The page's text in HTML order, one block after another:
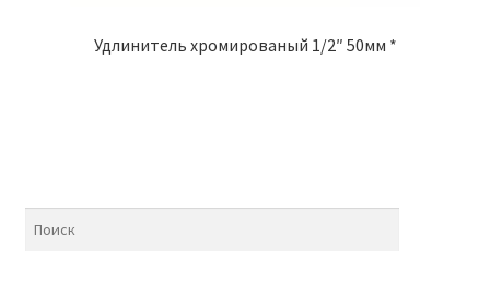
Удлинитель хромированый 1/2″ 50мм *